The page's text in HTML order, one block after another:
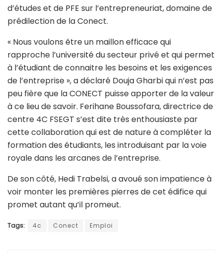
d’études et de PFE sur l’entrepreneuriat, domaine de
prédilection de la Conect.
« Nous voulons être un maillon efficace qui
rapproche l’université du secteur privé et qui permet
à l’étudiant de connaitre les besoins et les exigences
de l’entreprise », a déclaré Douja Gharbi qui n’est pas
peu fière que la CONECT puisse apporter de la valeur
à ce lieu de savoir. Ferihane Boussofara, directrice de
centre 4C FSEGT s’est dite très enthousiaste par
cette collaboration qui est de nature à compléter la
formation des étudiants, les introduisant par la voie
royale dans les arcanes de l’entreprise.
De son côté, Hedi Trabelsi, a avoué son impatience à
voir monter les premières pierres de cet édifice qui
promet autant qu’il promeut.
Tags: 4c Conect Emploi